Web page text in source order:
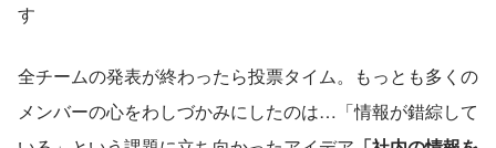
す
全チームの発表が終わったら投票タイム。もっとも多くの
メンバーの心をわしづかみにしたのは…「情報が錯綜して